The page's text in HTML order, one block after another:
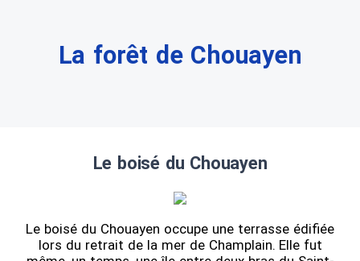
La forêt de Chouayen
Le boisé du Chouayen
Le boisé du Chouayen occupe une terrasse édifiée
lors du retrait de la mer de Champlain. Elle fut